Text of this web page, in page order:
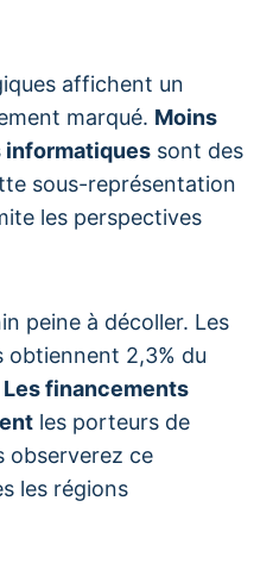
affichent un
marqué. Moins
informatiques sont des
sous-représentation
les perspectives
peine à décoller. Les
obtiennent 2,3% du
Les financements
les porteurs de
observerez ce
les régions